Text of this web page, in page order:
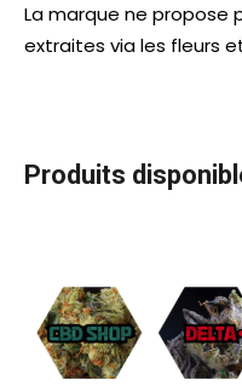
La marque ne propose
extraites via les fleurs
Produits